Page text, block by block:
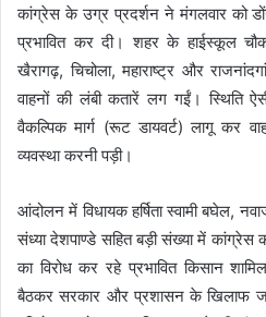
कांग्रेस के उग्र प्रदर्शन ने मंगलवार को
प्रभावित कर दी। शहर के हाईस्कूल
खैरागढ़, चिचोला, महाराष्ट्र और
वाहनों की लंबी कतारें लग गईं। स्थिति
वैकल्पिक मार्ग (रूट डायवर्ट) लागू कर
व्यवस्था करनी पड़ी।
आंदोलन में विधायक हर्षिता स्वामी बघेल,
संध्या देशपाण्डे सहित बड़ी संख्या में कांग्रेस
का विरोध कर रहे प्रभावित किसान
बैठकर सरकार और प्रशासन के खिलाफ